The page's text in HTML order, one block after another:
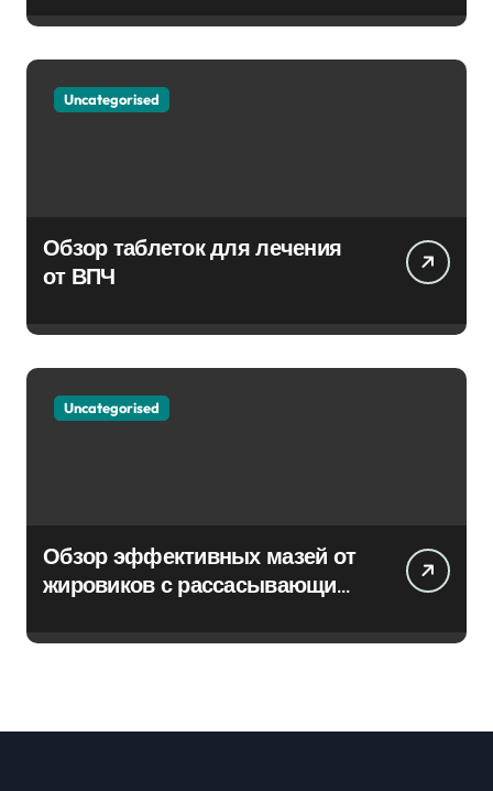
Uncategorised
Обзор таблеток для лечения
от ВПЧ
Uncategorised
Обзор эффективных мазей от
жировиков с рассасывающим